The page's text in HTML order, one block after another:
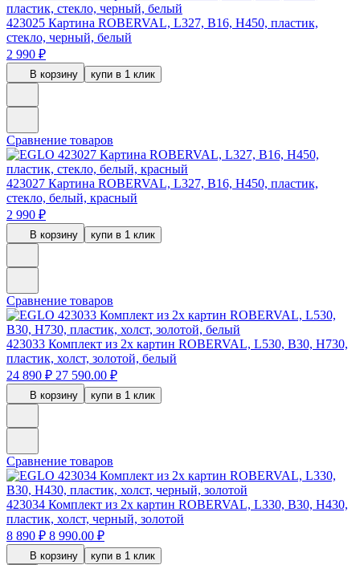
423025 Картина ROBERVAL, L327, B16, H450, пластик,
стекло, черный, белый
2 990 ₽
В корзину купи в 1 клик
Сравнение товаров
423027 Картина ROBERVAL, L327, B16, H450, пластик,
стекло, белый, красный
2 990 ₽
В корзину купи в 1 клик
Сравнение товаров
423033 Комплект из 2х картин ROBERVAL, L530, B30, H730,
пластик, холст, золотой, белый
24 890 ₽ 27 590.00 ₽
В корзину купи в 1 клик
Сравнение товаров
423034 Комплект из 2х картин ROBERVAL, L330, B30, H430,
пластик, холст, черный, золотой
8 890 ₽ 8 990.00 ₽
В корзину купи в 1 клик